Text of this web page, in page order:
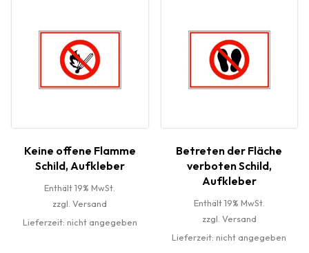
Keine offene Flamme
Schild, Aufkleber
Enthält 19% MwSt.
zzgl.Versand
Lieferzeit: nicht angegeben
Betreten der Fläche
verboten Schild,
Aufkleber
Enthält 19% MwSt.
zzgl. Versand
Lieferzeit: nicht angegeben